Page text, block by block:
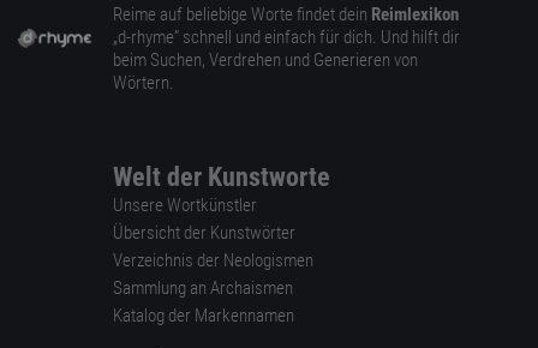
Reime auf beliebige Worte findet dein Reimlexikon
„d-rhyme” schnell und einfach für dich. Und hilft dir
beim Suchen, Verdrehen und Generieren von
Wörtern.
Welt der Kunstworte
Unsere Wortkünstler
Übersicht der Kunstwörter
Verzeichnis der Neologismen
Sammlung an Archaismen
Katalog der Markennamen